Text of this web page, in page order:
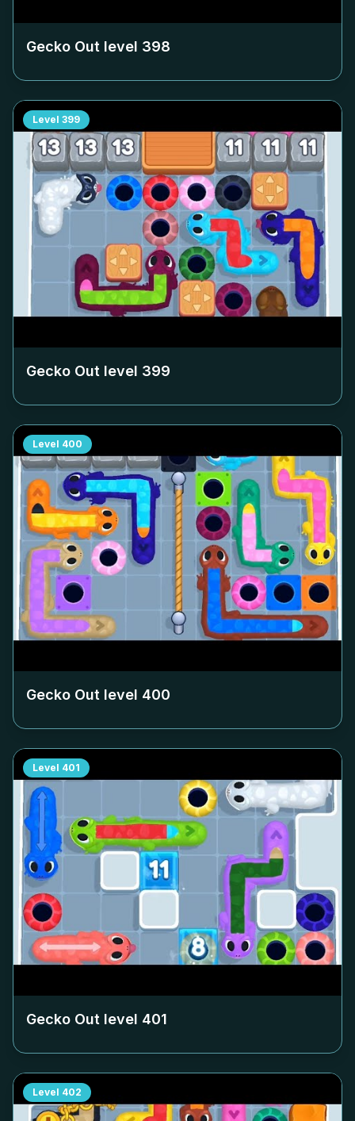
Gecko Out level 398
Level 399
Gecko Out level 399
Level 400
Gecko Out level 400
Level 401
Gecko Out level 401
Level 402